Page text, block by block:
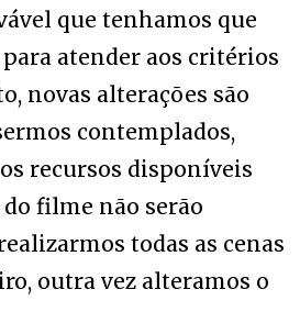
que tenhamos que
atender aos critérios
novas alterações são
contemplados,
recursos disponíveis
filme não serão
todas as cenas
outra vez alteramos o